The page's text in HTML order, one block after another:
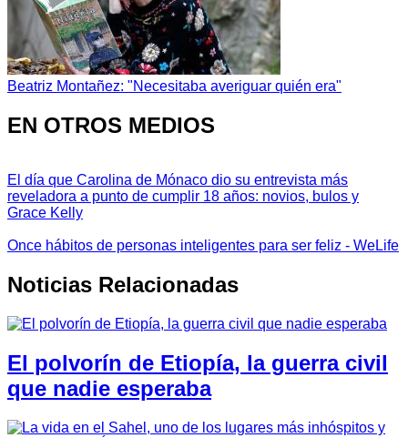
Beatriz Montañez: "Necesitaba averiguar quién era"
EN OTROS MEDIOS
El día que Carolina de Mónaco dio su entrevista más
reveladora a punto de cumplir 18 años: novios, bulos y
Grace Kelly
Once hábitos de personas inteligentes para ser feliz - WeLife
Noticias Relacionadas
El polvorín de Etiopía, la guerra civil
que nadie esperaba